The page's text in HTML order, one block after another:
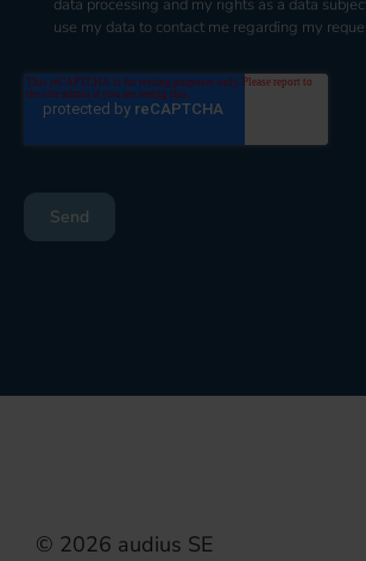
data processing and my rights as a data
use my data to contact me regarding my